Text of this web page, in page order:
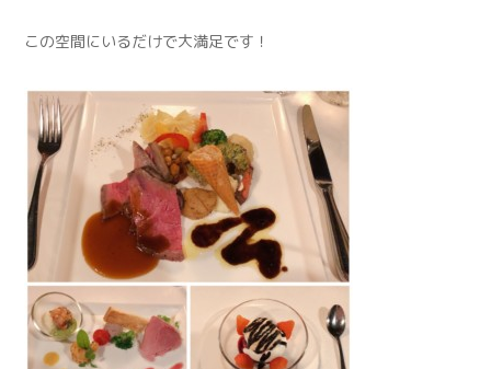
この空間にいるだけで大満足です！